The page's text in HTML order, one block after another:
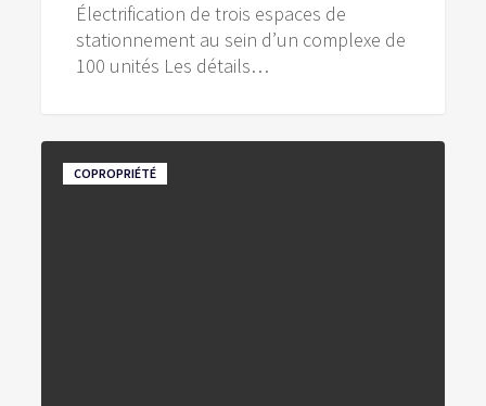
Électrification de trois espaces de
stationnement au sein d’un complexe de
100 unités Les détails…
Quartier
COPROPRIÉTÉ